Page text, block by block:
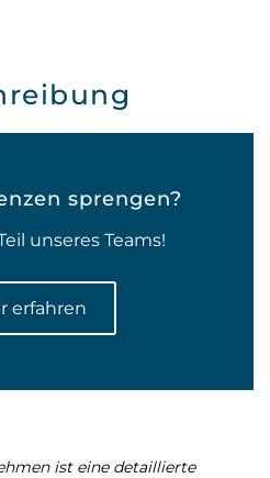
sprengen?
unseres Teams!
erfahren
ist eine detaillierte